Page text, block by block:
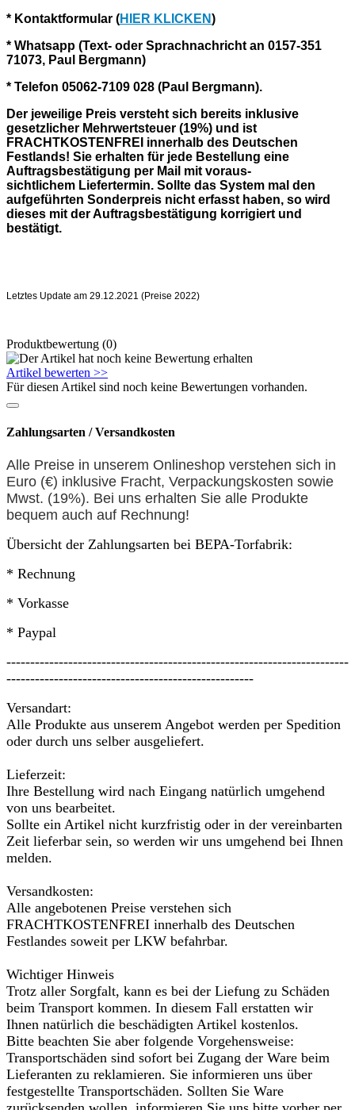
* Kontaktformular (HIER KLICKEN)
* Whatsapp (Text- oder Sprachnachricht an 0157-351
71073, Paul Bergmann)
* Telefon 05062-7109 028 (Paul Bergmann).
Der jeweilige Preis versteht sich bereits inklusive
gesetzlicher Mehrwertsteuer (19%) und ist
FRACHTKOSTENFREI innerhalb des Deutschen
Festlands! Sie erhalten für jede Bestellung eine
Auftragsbestätigung per Mail mit voraus-
sichtlichem Liefertermin. Sollte das System mal den
aufgeführten Sonderpreis nicht erfasst haben, so wird
dieses mit der Auftragsbestätigung korrigiert und
bestätigt.
Letztes Update am 29.12.2021 (Preise 2022)
Produktbewertung (0)
Artikel bewerten >>
Für diesen Artikel sind noch keine Bewertungen vorhanden.
Zahlungsarten / Versandkosten
Alle Preise in unserem Onlineshop verstehen sich in
Euro (€) inklusive Fracht, Verpackungskosten sowie
Mwst. (19%). Bei uns erhalten Sie alle Produkte
bequem auch auf Rechnung!
Übersicht der Zahlungsarten bei BEPA-Torfabrik:
* Rechnung
* Vorkasse
* Paypal
------------------------------------------------------------------------
----------------------------------------------------
Versandart:
Alle Produkte aus unserem Angebot werden per Spedition
oder durch uns selber ausgeliefert.
Lieferzeit:
Ihre Bestellung wird nach Eingang natürlich umgehend
von uns bearbeitet.
Sollte ein Artikel nicht kurzfristig oder in der vereinbarten
Zeit lieferbar sein, so werden wir uns umgehend bei Ihnen
melden.
Versandkosten:
Alle angebotenen Preise verstehen sich
FRACHTKOSTENFREI innerhalb des Deutschen
Festlandes soweit per LKW befahrbar.
Wichtiger Hinweis
Trotz aller Sorgfalt, kann es bei der Liefung zu Schäden
beim Transport kommen. In diesem Fall erstatten wir
Ihnen natürlich die beschädigten Artikel kostenlos.
Bitte beachten Sie aber folgende Vorgehensweise:
Transportschäden sind sofort bei Zugang der Ware beim
Lieferanten zu reklamieren. Sie informieren uns über
festgestellte Transportschäden. Sollten Sie Ware